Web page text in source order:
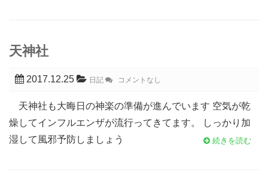
天神社
2017.12.25 日記 コメントなし
天神社も大晦日の神楽の準備が進んでいます 空気が乾
燥してインフルエンザが流行ってきてます。 しっかり加
湿して風邪予防しましょう
続きを読む